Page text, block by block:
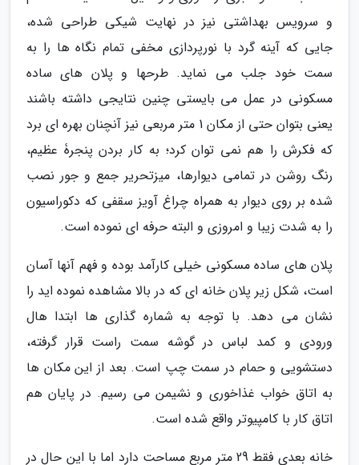
و سرویس بهداشتی نیز در نهایت شیکی طراحی شده،
جایی که آینه گرد با نورپردازی مخفی تمام نگاه ها را به
سمت خود جلب می نماید. طرحها و پلان های ساده
مسکونی در عمل می بایستی چنین نتایجی داشته باشند
یعنی بتوان حتی از مکان 1 متر مربعی نیز آنچنان بهره ای برد
که فکرش را هم نمی توان کرد؛ به کار بردن پنجرۀ عظیم،
رنگ روشن در تمامی دیوارها، میزتحریر جمع و جور نصب
شده بر روی دیوار به همراه چراغ آویز سقفی که دکوراسیون
را به شدت زیبا و امروزی و البته حرفه ای نموده است.
پلان های ساده مسکونی خیلی کارآمد بوده و فهم آنها آسان
است، شکل زیر پلان خانه ای که در بالا مشاهده نموده اید را
نشان می دهد. با توجه به شماره گذاری ها ابتدا هال
ورودی و کمد لباس در گوشه سمت راست قرار گرفته،
دستشویی و حمام در سمت چپ است. بعد از این مکان ها
به اتاق خواب غذاخوری و نشیمن می رسیم. در پایان هم
اتاق کار با کامپیوتر واقع شده است.
خانه بعدی فقط 29 متر مربع مساحت دارد اما با این حال در